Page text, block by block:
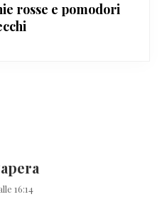
rosse e pomodori
16:14